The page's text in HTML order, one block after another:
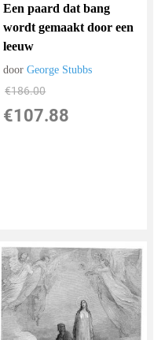
Een paard dat bang
wordt gemaakt door een
leeuw
doorGeorge Stubbs
€186.00
€107.88